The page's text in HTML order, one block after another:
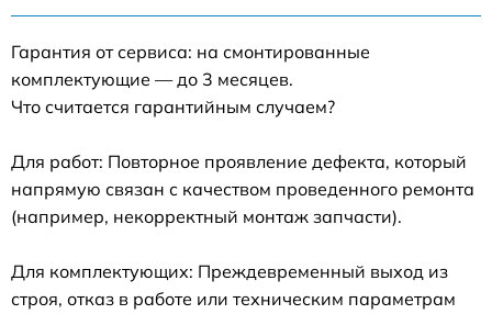
Гарантия от сервиса: на смонтированные
комплектующие — до 3 месяцев.
Что считается гарантийным случаем?
Для работ: Повторное проявление дефекта, который
напрямую связан с качеством проведенного ремонта
(например, некорректный монтаж запчасти).
Для комплектующих: Преждевременный выход из
строя, отказ в работе или техническим параметрам